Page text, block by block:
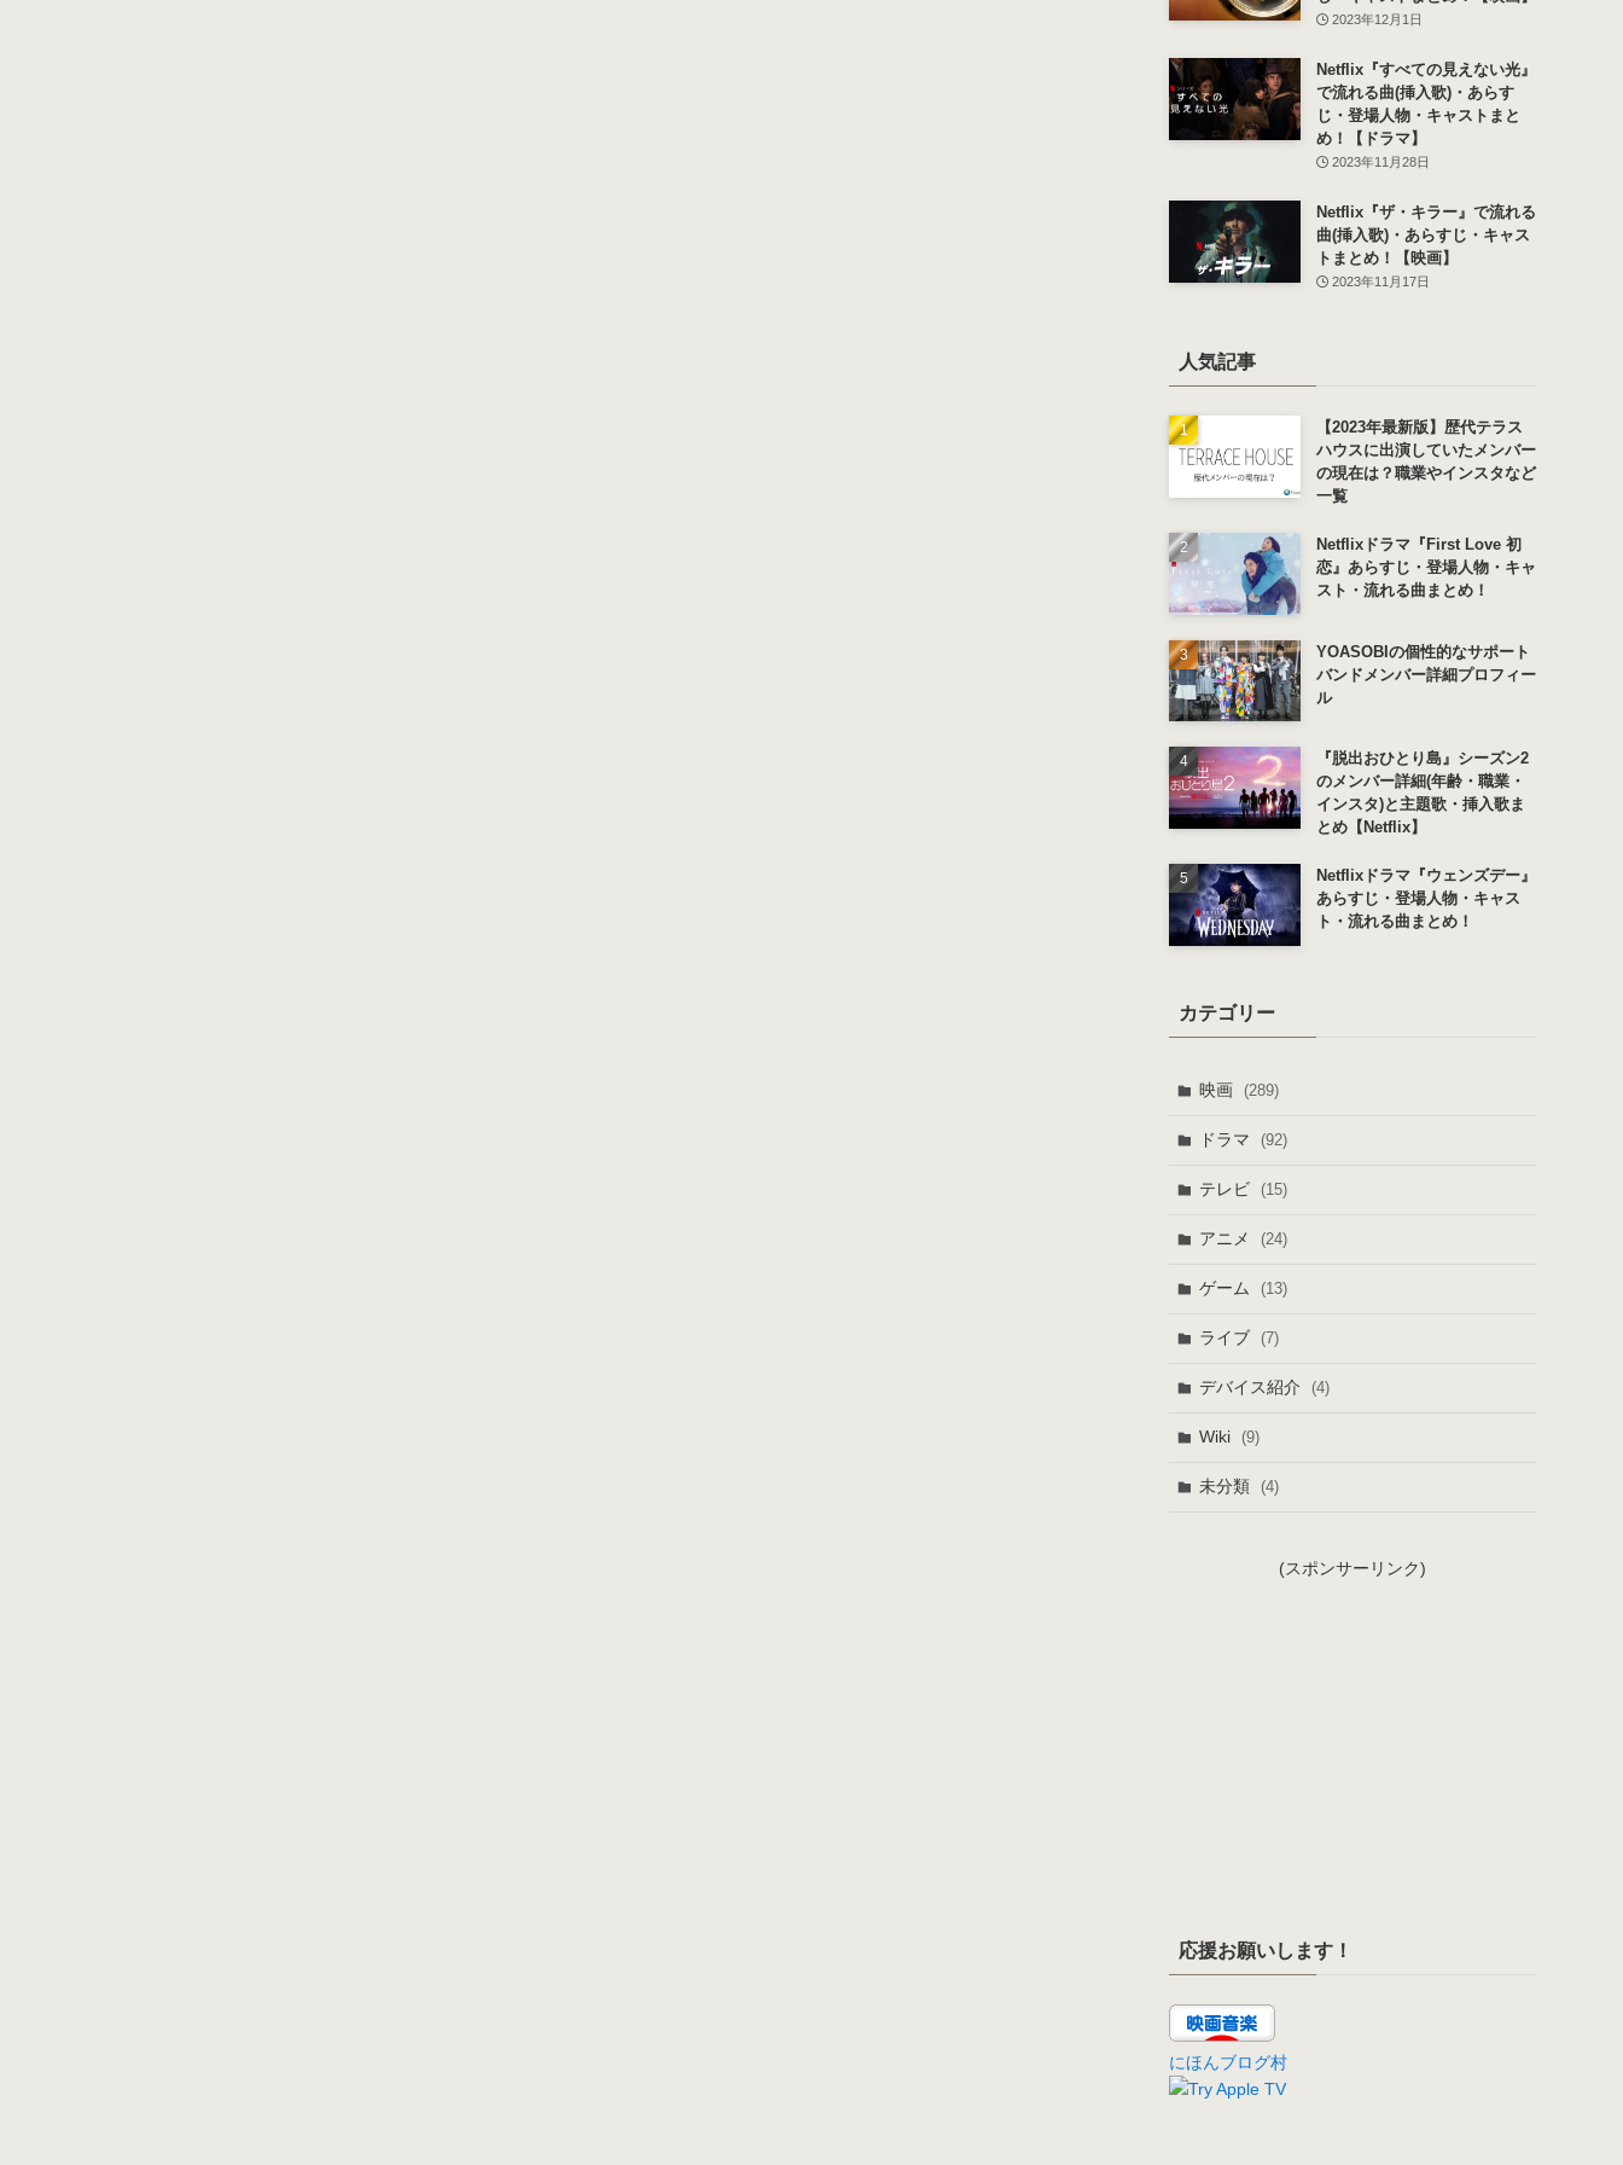
2023年12月1日
Netflix『すべての見えない光』
で流れる曲(挿入歌)・あらす
じ・登場人物・キャストまと
め！【ドラマ】
2023年11月28日
Netflix『ザ・キラー』で流れる
曲(挿入歌)・あらすじ・キャス
トまとめ！【映画】
2023年11月17日
人気記事
【2023年最新版】歴代テラス
ハウスに出演していたメンバー
の現在は？職業やインスタなど
一覧
Netflixドラマ『First Love 初
恋』あらすじ・登場人物・キャ
スト・流れる曲まとめ！
YOASOBIの個性的なサポート
バンドメンバー詳細プロフィー
ル
『脱出おひとり島』シーズン2
のメンバー詳細(年齢・職業・
インスタ)と主題歌・挿入歌ま
とめ【Netflix】
Netflixドラマ『ウェンズデー』
あらすじ・登場人物・キャス
ト・流れる曲まとめ！
カテゴリー
映画 (289)
ドラマ (92)
テレビ (15)
アニメ (24)
ゲーム (13)
ライブ (7)
デバイス紹介 (4)
Wiki (9)
未分類 (4)
(スポンサーリンク)
応援お願いします！
にほんブログ村